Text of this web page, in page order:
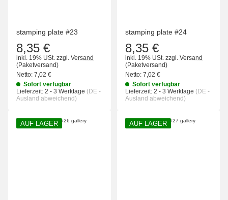
stamping plate #23
8,35 €
inkl. 19% USt. zzgl. Versand
(Paketversand)
Netto: 7,02 €
Sofort verfügbar
Lieferzeit: 2 - 3 Werktage (DE -
Ausland abweichend)
stamping plate #24
8,35 €
inkl. 19% USt. zzgl. Versand
(Paketversand)
Netto: 7,02 €
Sofort verfügbar
Lieferzeit: 2 - 3 Werktage (DE -
Ausland abweichend)
AUF LAGER AUF LAGER